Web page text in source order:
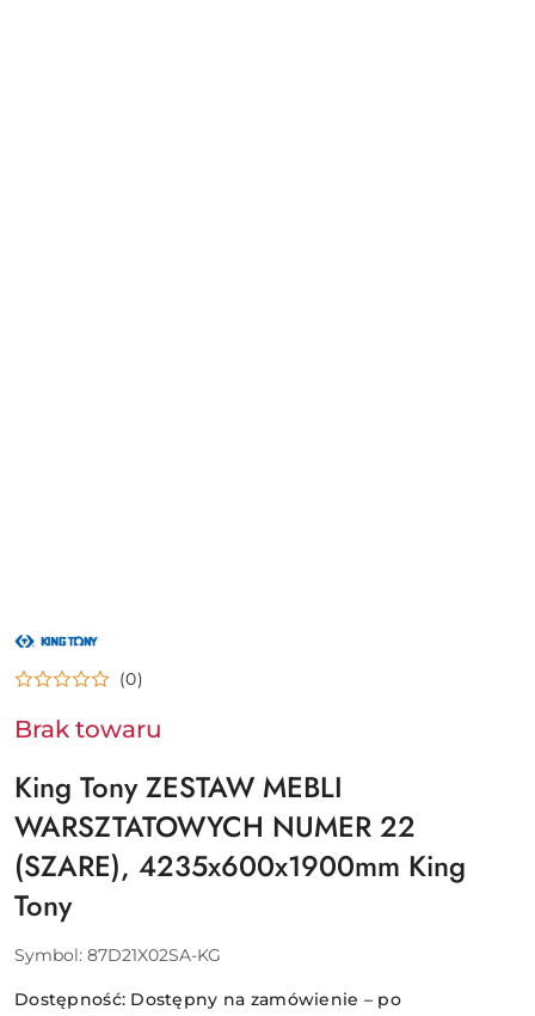
NAZWA
PRODUCENTA:
KING
TONY (0)
Brak towaru
King Tony ZESTAW MEBLI
WARSZTATOWYCH NUMER 22
(SZARE), 4235x600x1900mm King
Tony
Symbol: 87D21X02SA-KG
Dostępność: Dostępny na zamówienie – po